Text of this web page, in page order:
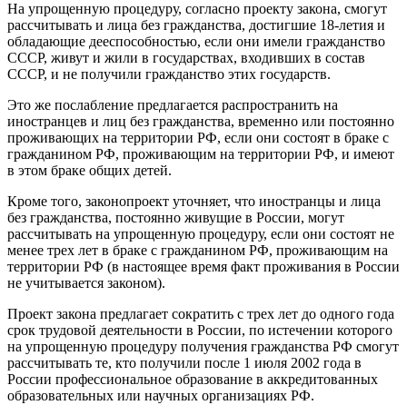
На упрощенную процедуру, согласно проекту закона, смогут
рассчитывать и лица без гражданства, достигшие 18-летия и
обладающие дееспособностью, если они имели гражданство
СССР, живут и жили в государствах, входивших в состав
СССР, и не получили гражданство этих государств.
Это же послабление предлагается распространить на
иностранцев и лиц без гражданства, временно или постоянно
проживающих на территории РФ, если они состоят в браке с
гражданином РФ, проживающим на территории РФ, и имеют
в этом браке общих детей.
Кроме того, законопроект уточняет, что иностранцы и лица
без гражданства, постоянно живущие в России, могут
рассчитывать на упрощенную процедуру, если они состоят не
менее трех лет в браке с гражданином РФ, проживающим на
территории РФ (в настоящее время факт проживания в России
не учитывается законом).
Проект закона предлагает сократить с трех лет до одного года
срок трудовой деятельности в России, по истечении которого
на упрощенную процедуру получения гражданства РФ смогут
рассчитывать те, кто получили после 1 июля 2002 года в
России профессиональное образование в аккредитованных
образовательных или научных организациях РФ.